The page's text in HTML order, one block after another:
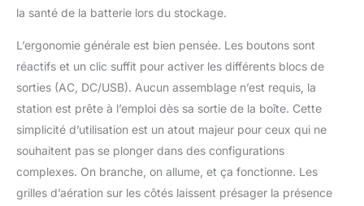
la santé de la batterie lors du stockage.
L’ergonomie générale est bien pensée. Les boutons sont
réactifs et un clic suffit pour activer les différents blocs de
sorties (AC, DC/USB). Aucun assemblage n’est requis, la
station est prête à l’emploi dès sa sortie de la boîte. Cette
simplicité d’utilisation est un atout majeur pour ceux qui ne
souhaitent pas se plonger dans des configurations
complexes. On branche, on allume, et ça fonctionne. Les
grilles d’aération sur les côtés laissent présager la présence